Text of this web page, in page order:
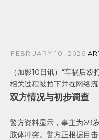
FEBRUARY 10, 2026
（加影10日讯）“车祸后
相关过程被拍下并在网络
双方情况与初步调查
警方资料显示，事主为69
肢体冲突。警方正根据目